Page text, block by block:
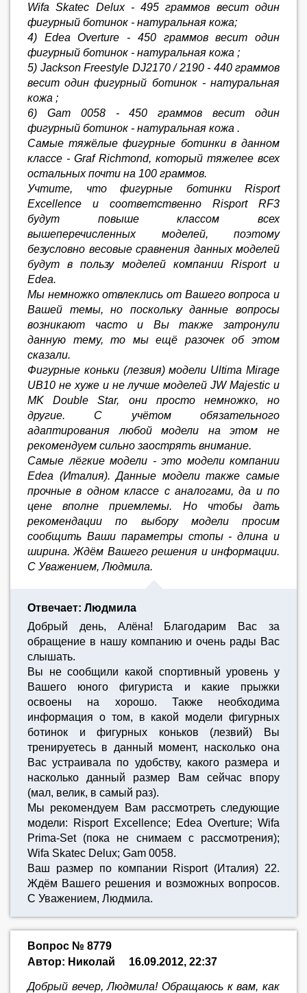
Wifa Skatec Delux - 495 граммов весит один
фигурный ботинок - натуральная кожа;
4) Edea Overture - 450 граммов весит один
фигурный ботинок - натуральная кожа ;
5) Jackson Freestyle DJ2170 / 2190 - 440 граммов
весит один фигурный ботинок - натуральная
кожа ;
6) Gam 0058 - 450 граммов весит один
фигурный ботинок - натуральная кожа .
Самые тяжёлые фигурные ботинки в данном
классе - Graf Richmond, который тяжелее всех
остальных почти на 100 граммов.
Учтите, что фигурные ботинки Risport
Excellence и соответственно Risport RF3
будут повыше классом всех
вышеперечисленных моделей, поэтому
безусловно весовые сравнения данных моделей
будут в пользу моделей компании Risport и
Edea.
Мы немножко отвлеклись от Вашего вопроса и
Вашей темы, но поскольку данные вопросы
возникают часто и Вы также затронули
данную тему, то мы ещё разочек об этом
сказали.
Фигурные коньки (лезвия) модели Ultima Mirage
UB10 не хуже и не лучше моделей JW Majestic и
MK Double Star, они просто немножко, но
другие. С учётом обязательного
адаптирования любой модели на этом не
рекомендуем сильно заострять внимание.
Самые лёгкие модели - это модели компании
Edea (Италия). Данные модели также самые
прочные в одном классе с аналогами, да и по
цене вполне приемлемы. Но чтобы дать
рекомендации по выбору модели просим
сообщить Ваши параметры стопы - длина и
ширина. Ждём Вашего решения и информации.
С Уважением, Людмила.
Отвечает: Людмила
Добрый день, Алёна! Благодарим Вас за
обращение в нашу компанию и очень рады Вас
слышать.
Вы не сообщили какой спортивный уровень у
Вашего юного фигуриста и какие прыжки
освоены на хорошо. Также необходима
информация о том, в какой модели фигурных
ботинок и фигурных коньков (лезвий) Вы
тренируетесь в данный момент, насколько она
Вас устраивала по удобству, какого размера и
насколько данный размер Вам сейчас впору
(мал, велик, в самый раз).
Мы рекомендуем Вам рассмотреть следующие
модели: Risport Excellence; Edea Overture; Wifa
Prima-Set (пока не снимаем с рассмотрения);
Wifa Skatec Delux; Gam 0058.
Ваш размер по компании Risport (Италия) 22.
Ждём Вашего решения и возможных вопросов.
С Уважением, Людмила.
Вопрос № 8779
Автор: Николай
16.09.2012, 22:37
Добрый вечер, Людмила! Обращаюсь к вам, как